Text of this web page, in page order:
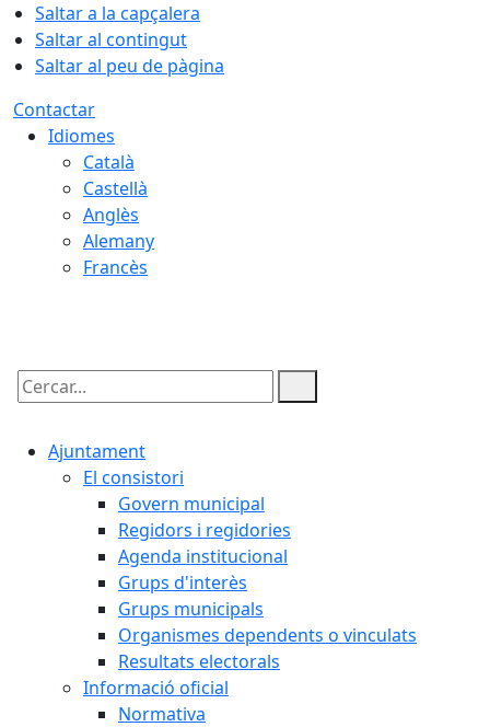
Saltar a la capçalera
Saltar al contingut
Saltar al peu de pàgina
Contactar
Idiomes
Català
Castellà
Anglès
Alemany
Francès
Cercar:
Ajuntament
El consistori
Govern municipal
Regidors i regidories
Agenda institucional
Grups d'interès
Grups municipals
Organismes dependents o vinculats
Resultats electorals
Informació oficial
Normativa